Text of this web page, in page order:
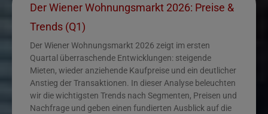
Der Wiener Wohnungsmarkt 2026: Preise &
Trends (Q1)
Der Wiener Wohnungsmarkt 2026 zeigt im ersten
Quartal überraschende Entwicklungen: steigende
Mieten, wieder anziehende Kaufpreise und ein deutlicher
Anstieg der Transaktionen. In dieser Analyse beleuchten
wir die wichtigsten Trends nach Segmenten, Preisen und
Nachfrage und geben einen fundierten Ausblick auf die